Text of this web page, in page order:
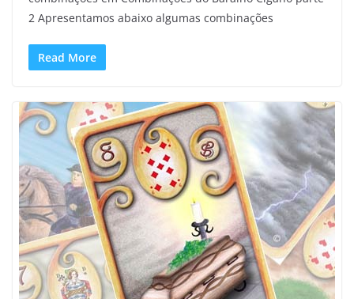
2 Apresentamos abaixo algumas combinações
Read More